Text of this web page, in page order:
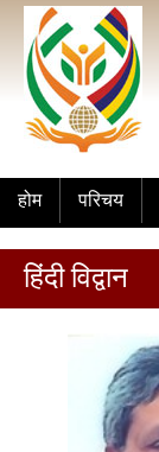
होम परिचय
हिंदी विद्वान